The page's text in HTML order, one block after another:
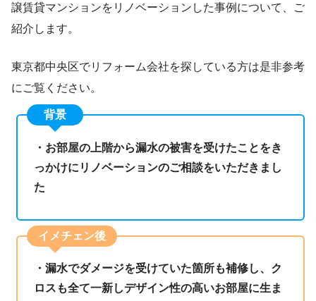
譲賃貸マンションをリノベーションした事例について、ご
紹介します。
東京都中央区でリフォーム会社を探している方は是非参考
にご覧ください。
背景
・お部屋の上階から漏水の被害を受けたことをき
っかけにリノベーションのご相談をいただきまし
た
イメチェン後
・漏水でダメージを受けていた箇所も補修し、ク
ロスも全て一新しデザイン性の高いお部屋に生ま